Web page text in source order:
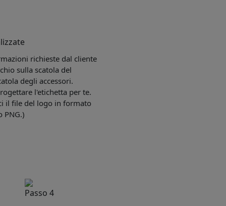
richieste dal cliente
sulla scatola del
degli accessori.
l'etichetta per te.
il file del logo in formato
PNG.)
Passo 4